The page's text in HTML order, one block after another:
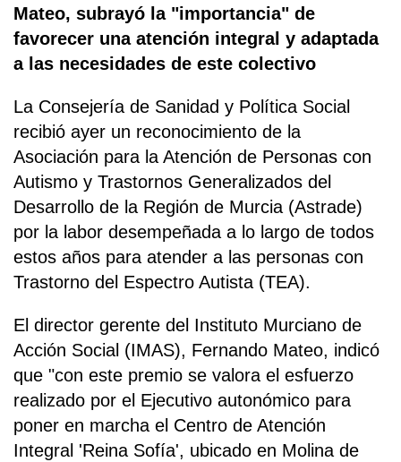
Mateo, subrayó la "importancia" de
favorecer una atención integral y adaptada
a las necesidades de este colectivo
La Consejería de Sanidad y Política Social
recibió ayer un reconocimiento de la
Asociación para la Atención de Personas con
Autismo y Trastornos Generalizados del
Desarrollo de la Región de Murcia (Astrade)
por la labor desempeñada a lo largo de todos
estos años para atender a las personas con
Trastorno del Espectro Autista (TEA).
El director gerente del Instituto Murciano de
Acción Social (IMAS), Fernando Mateo, indicó
que "con este premio se valora el esfuerzo
realizado por el Ejecutivo autonómico para
poner en marcha el Centro de Atención
Integral 'Reina Sofía', ubicado en Molina de